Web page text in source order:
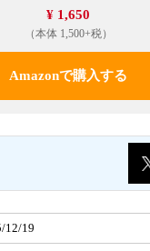
¥ 1,650
（本体 1,500+税）
Amazonで購入する
12/19